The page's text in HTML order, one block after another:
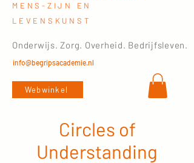
MENS-ZIJN EN
LEVENSKUNST
info@begripsacademie.nl
Onderwijs. Zorg. Overheid. Bedrijfsleven.
Webwinkel
Circles of
Understanding